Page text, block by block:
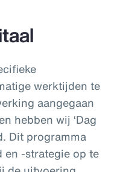
werktijden te
aangegaan
hebben wij ‘Dag
Dit programma
en -strategie op te